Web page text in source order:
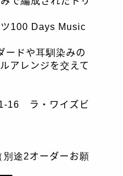
100 Days Music
ードや耳馴染みの
アレンジを交えて
16 ラ・ワイズビ
途2オーダーお願